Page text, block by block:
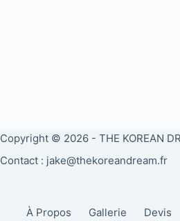
Copyright © 2026 - THE KOREAN
Contact : jake@thekoreandream.fr
À Propos Gallerie Devis